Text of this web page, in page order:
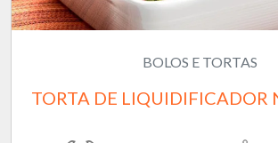
BOLOS E TORTAS
TORTA DE LIQUIDIFICADOR